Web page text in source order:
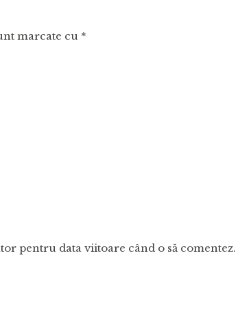
marcate cu *
pentru data viitoare când o să comentez.